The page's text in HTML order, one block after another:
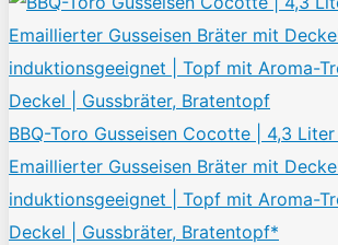
BBQ-Toro Gusseisen Cocotte | 4,3 Liter
Emaillierter Gusseisen Bräter mit
induktionsgeeignet | Topf mit Aroma-
Deckel | Gussbräter, Bratentopf*